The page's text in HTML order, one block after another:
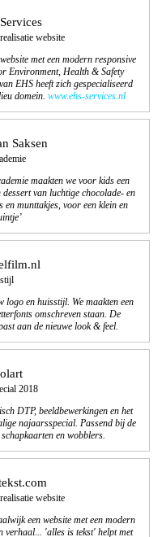
website
met een modern responsive
Environment, Health & Safety
EHS heeft zich gespecialiseerd
domein. www.ehs-services.nl
Saksen
maakten we voor kids een
van luchtige chocolade- en
en munttakjes, voor een klein en
logo en huisstijl. We maakten een
omschreven staan. De
aan de nieuwe look & feel.
2018
DTP, beeldbewerkingen en het
najaarsspecial. Passend bij de
en wobblers.
website
een website met een modern
verhaal... 'alles is tekst' helpt met